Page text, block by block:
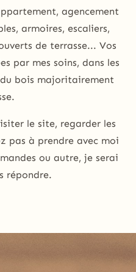
agencement
armoires, escaliers,
de terrasse... Vos
par mes soins, dans les
bois majoritairement
le site, regarder les
pas à prendre avec moi
ou autre, je serai
répondre.